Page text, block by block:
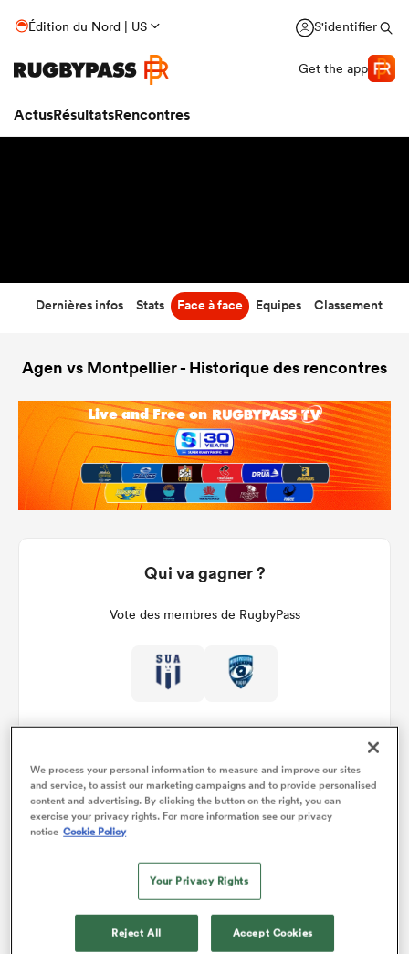
Édition du Nord | US S'identifier
Get the app
ActusRésultatsRencontres
Dernières infos Stats Face à face Equipes Classement
Agen vs Montpellier - Historique des rencontres
Qui va gagner ?
Vote des membres de RugbyPass
Détails du match
Agen v Montpellier
Sam 20th Février 2021, 08:45am PST
We process your personal information to measure and improve our sites
and service, to assist our marketing campaigns and to provide personalised
content and advertising. By clicking the button on the right, you can
exercise your privacy rights. For more information see our privacy
notice Cookie Policy
Your Privacy Rights
Reject All Accept Cookies